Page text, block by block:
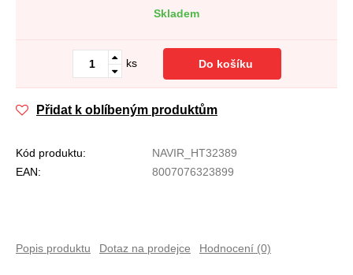
Skladem
ks Do košíku
Přidat k oblíbeným produktům
Kód produktu:
NAVIR_HT32389
EAN:
8007076323899
Popis produktu Dotaz na prodejce Hodnocení (0)